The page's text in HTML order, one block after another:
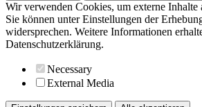
Wir verwenden Cookies, um externe Inhalte
Sie können unter Einstellungen der
widersprechen. Weitere Informationen
Datenschutzerklärung.
Necessary
External Media